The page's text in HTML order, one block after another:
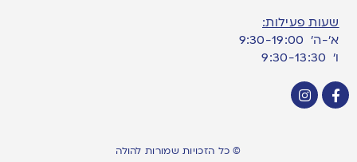
שעות פעילות:
א’-ה’ 9:30-19:00
ו׳ 9:30-13:30
© כל הזכויות שמורות להולה